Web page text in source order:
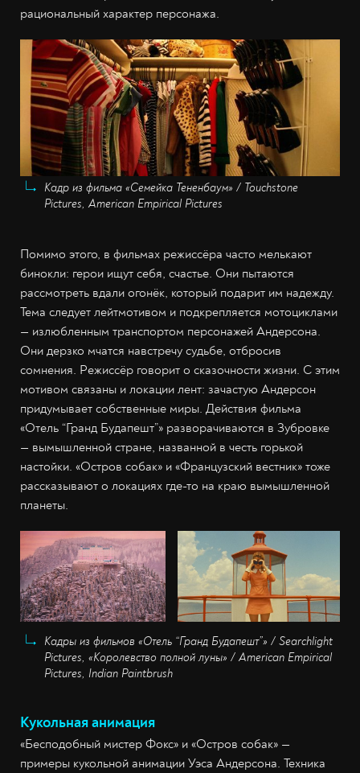
рациональный характер персонажа.
Кадр из фильма «Семейка Тененбаум» / Touchstone
Pictures, American Empirical Pictures
Помимо этого, в фильмах режиссёра часто мелькают
бинокли: герои ищут себя, счастье. Они пытаются
рассмотреть вдали огонёк, который подарит им надежду.
Тема следует лейтмотивом и подкрепляется мотоциклами
— излюбленным транспортом персонажей Андерсона.
Они дерзко мчатся навстречу судьбе, отбросив
сомнения. Режиссёр говорит о сказочности жизни. С этим
мотивом связаны и локации лент: зачастую Андерсон
придумывает собственные миры. Действия фильма
«Отель “Гранд Будапешт”» разворачиваются в Зубровке
— вымышленной стране, названной в честь горькой
настойки. «Остров собак» и «Французский вестник» тоже
рассказывают о локациях где-то на краю вымышленной
планеты.
Кадры из фильмов «Отель “Гранд Будапешт”» / Searchlight
Pictures, «Королевство полной луны» / American Empirical
Pictures, Indian Paintbrush
Кукольная анимация
«Бесподобный мистер Фокс» и «Остров собак» —
примеры кукольной анимации Уэса Андерсона. Техника